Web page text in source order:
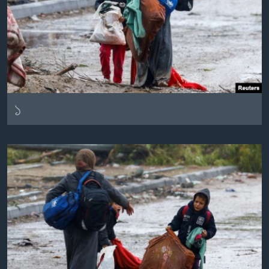
Learning English
FOLLOW US
অন্য ভাষায় ওয়েব সাইট
১